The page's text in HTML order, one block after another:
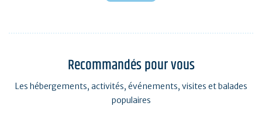
Recommandés pour vous
Les hébergements, activités, événements, visites et balades
populaires